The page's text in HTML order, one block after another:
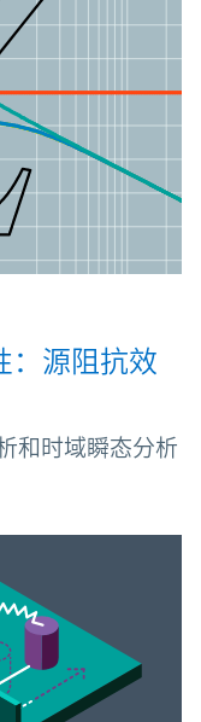
：源阻抗效
和时域瞬态分析